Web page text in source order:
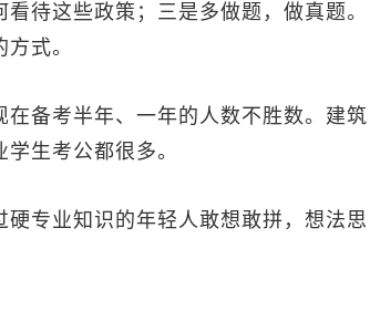
待这些政策；三是多做题，做真题。
式。
备考半年、一年的人数不胜数。建筑
生考公都很多。
专业知识的年轻人敢想敢拼，想法思